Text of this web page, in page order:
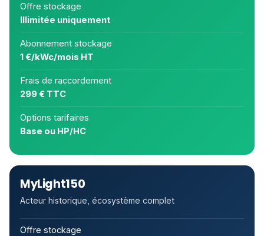
Offre stockage
Illimitée uniquement
Abonnement stockage
1 €/kWc/mois HT
Frais de raccordement
299 € TTC
Options tarifaires
Base ou HP/HC
MyLight150
Acteur historique, écosystème complet
Offre stockage